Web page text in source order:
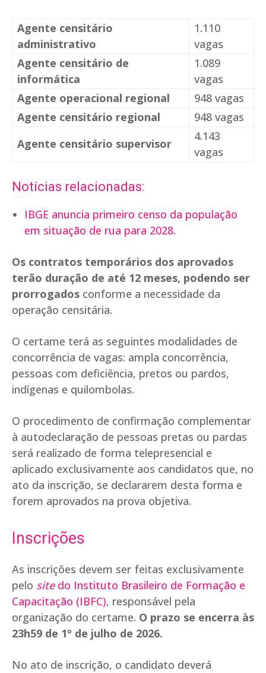
Agente censitário
administrativo
1.110
vagas
Agente censitário de
informática
1.089
vagas
Agente operacional regional
948 vagas
Agente censitário regional
948 vagas
Agente censitário supervisor
4.143
vagas
Notícias relacionadas:
IBGE anuncia primeiro censo da população
em situação de rua para 2028.
Os contratos temporários dos aprovados
terão duração de até 12 meses, podendo ser
prorrogados conforme a necessidade da
operação censitária.
O certame terá as seguintes modalidades de
concorrência de vagas: ampla concorrência,
pessoas com deficiência, pretos ou pardos,
indígenas e quilombolas.
O procedimento de confirmação complementar
à autodeclaração de pessoas pretas ou pardas
será realizado de forma telepresencial e
aplicado exclusivamente aos candidatos que, no
ato da inscrição, se declararem desta forma e
forem aprovados na prova objetiva.
Inscrições
As inscrições devem ser feitas exclusivamente
pelo sitedo Instituto Brasileiro de Formação e
Capacitação (IBFC), responsável pela
organização do certame. O prazo se encerra às
23h59 de 1º de julho de 2026.
No ato de inscrição, o candidato deverá